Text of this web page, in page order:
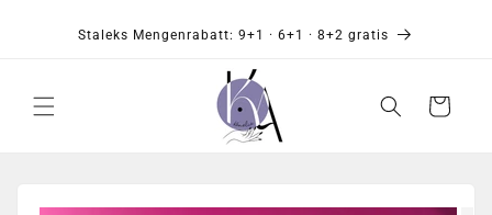
Staleks Mengenrabatt: 9+1 · 6+1 · 8+2 gratis
Warenkorb